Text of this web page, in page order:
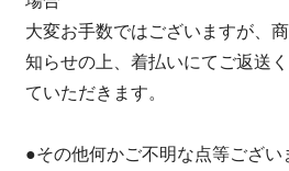
大変お手数ではございますが、
知らせの上、着払いにてご返送
ていただきます。
●その他何かご不明な点等ござ